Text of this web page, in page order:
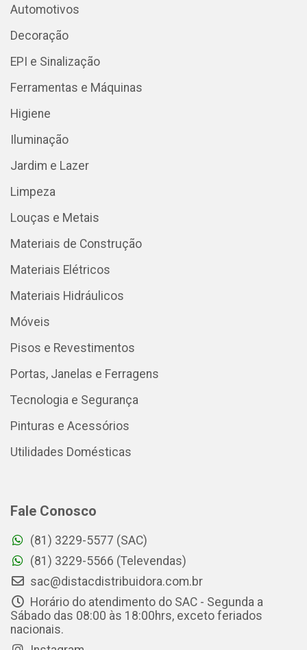
Automotivos
Decoração
EPI e Sinalização
Ferramentas e Máquinas
Higiene
Iluminação
Jardim e Lazer
Limpeza
Louças e Metais
Materiais de Construção
Materiais Elétricos
Materiais Hidráulicos
Móveis
Pisos e Revestimentos
Portas, Janelas e Ferragens
Tecnologia e Segurança
Pinturas e Acessórios
Utilidades Domésticas
Fale Conosco
(81) 3229-5577 (SAC)
(81) 3229-5566 (Televendas)
sac@distacdistribuidora.com.br
Horário do atendimento do SAC - Segunda a
Sábado das 08:00 às 18:00hrs, exceto feriados
nacionais.